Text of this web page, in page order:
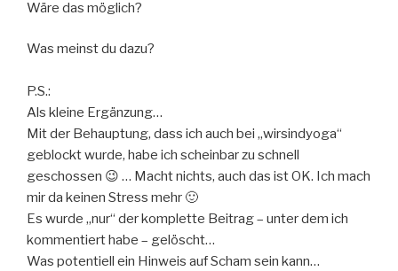
Wäre das möglich?
Was meinst du dazu?
P.S.:
Als kleine Ergänzung…
Mit der Behauptung, dass ich auch bei „wirsindyoga“
geblockt wurde, habe ich scheinbar zu schnell
geschossen 😉 … Macht nichts, auch das ist OK. Ich mach
mir da keinen Stress mehr 🙂
Es wurde „nur“ der komplette Beitrag – unter dem ich
kommentiert habe – gelöscht…
Was potentiell ein Hinweis auf Scham sein kann…